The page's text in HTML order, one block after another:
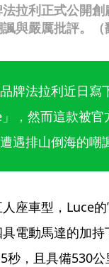
拉利正式公開
與嚴厲批評。（
牌法拉利近日
，然而這款被
遇排山倒海的嘲
座車型，Luce
電動馬達的加
秒，且具備530